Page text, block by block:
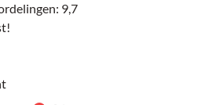
9,7